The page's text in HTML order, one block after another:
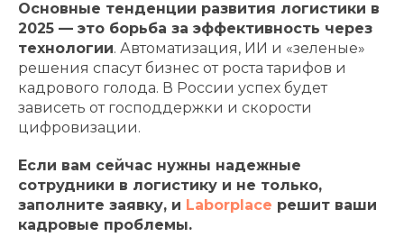
Основные тенденции развития логистики в
2025 — это борьба за эффективность через
технологии. Автоматизация, ИИ и «зеленые»
решения спасут бизнес от роста тарифов и
кадрового голода. В России успех будет
зависеть от господдержки и скорости
цифровизации.
Если вам сейчас нужны надежные
сотрудники в логистику и не только,
заполните заявку, и Laborplace решит ваши
кадровые проблемы.